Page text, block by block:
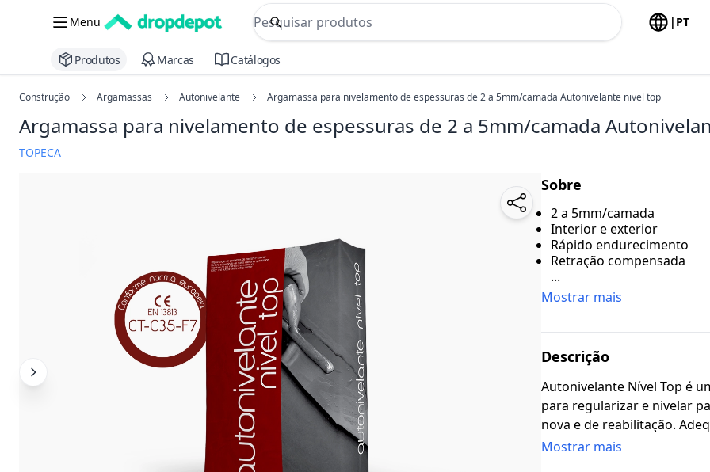
Menu
commerce search no header
Procurar
| PT
Produtos Marcas Catálogos
Construção Argamassas Autonivelante Argamassa para nivelamento de espessuras de 2 a 5mm/camada Autonivelante nivel top
Argamassa para nivelamento de espessuras de 2 a 5mm/camada
TOPECA
Sobre
2 a 5mm/camada
Interior e exterior
Rápido endurecimento
Retração compensada
...
Mostrar mais
Descrição
Autonivelante Nível Top é
para regularizar e nivelar
nova e de reabilitação.
doméstico, comercial ou de
Mostrar mais